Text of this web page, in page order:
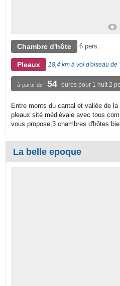
Chambre d'hôte 6 pers.
Pleaux 18,4 km à vol d'oiseau de
à partir de 54 euros pour 1 nuit 2
Entre monts du cantal et vallée de
pleaux sité médiévale avec tous
vous propose,3 chambres d'hôtes
La belle epoque